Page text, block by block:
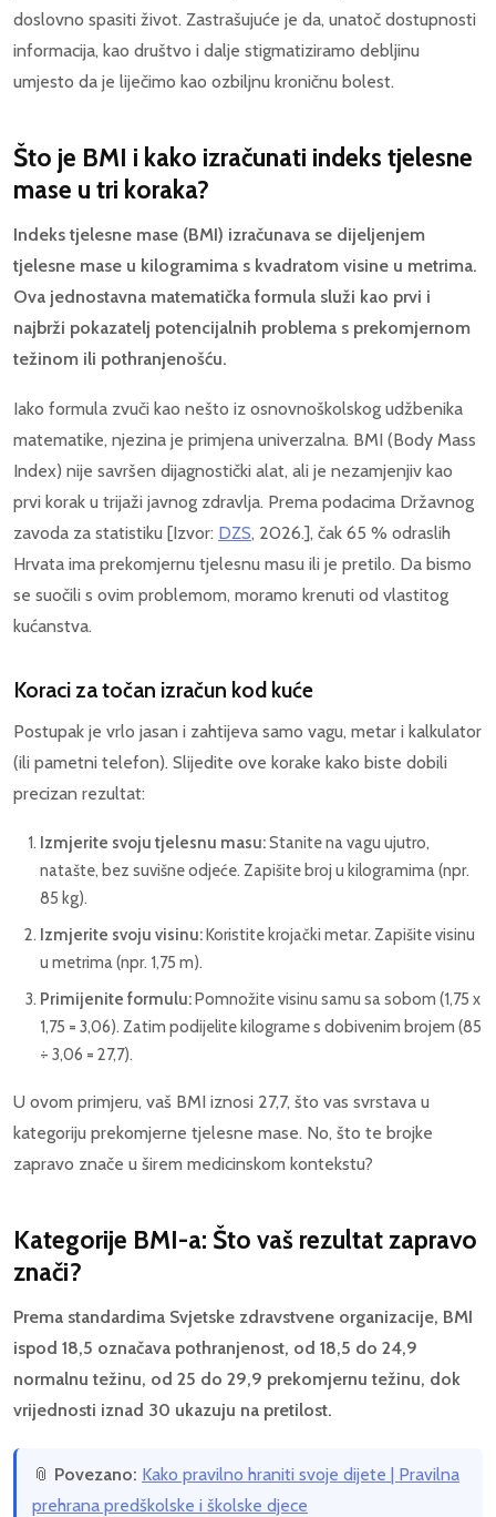
doslovno spasiti život. Zastrašujuće je da, unatoč dostupnosti
informacija, kao društvo i dalje stigmatiziramo debljinu
umjesto da je liječimo kao ozbiljnu kroničnu bolest.
Što je BMI i kako izračunati indeks tjelesne
mase u tri koraka?
Indeks tjelesne mase (BMI) izračunava se dijeljenjem
tjelesne mase u kilogramima s kvadratom visine u metrima.
Ova jednostavna matematička formula služi kao prvi i
najbrži pokazatelj potencijalnih problema s prekomjernom
težinom ili pothranjenošću.
Iako formula zvuči kao nešto iz osnovnoškolskog udžbenika
matematike, njezina je primjena univerzalna. BMI (Body Mass
Index) nije savršen dijagnostički alat, ali je nezamjenjiv kao
prvi korak u trijaži javnog zdravlja. Prema podacima Državnog
zavoda za statistiku [Izvor: DZS, 2026.], čak 65 % odraslih
Hrvata ima prekomjernu tjelesnu masu ili je pretilo. Da bismo
se suočili s ovim problemom, moramo krenuti od vlastitog
kućanstva.
Koraci za točan izračun kod kuće
Postupak je vrlo jasan i zahtijeva samo vagu, metar i kalkulator
(ili pametni telefon). Slijedite ove korake kako biste dobili
precizan rezultat:
Izmjerite svoju tjelesnu masu:Stanite na vagu ujutro,
natašte, bez suvišne odjeće. Zapišite broj u kilogramima (npr.
85 kg).
Izmjerite svoju visinu:Koristite krojački metar. Zapišite visinu
u metrima (npr. 1,75 m).
Primijenite formulu:Pomnožite visinu samu sa sobom (1,75 x
1,75 = 3,06). Zatim podijelite kilograme s dobivenim brojem (85
÷ 3,06 = 27,7).
U ovom primjeru, vaš BMI iznosi 27,7, što vas svrstava u
kategoriju prekomjerne tjelesne mase. No, što te brojke
zapravo znače u širem medicinskom kontekstu?
Kategorije BMI-a: Što vaš rezultat zapravo
znači?
Prema standardima Svjetske zdravstvene organizacije, BMI
ispod 18,5 označava pothranjenost, od 18,5 do 24,9
normalnu težinu, od 25 do 29,9 prekomjernu težinu, dok
vrijednosti iznad 30 ukazuju na pretilost.
📎 Povezano: Kako pravilno hraniti svoje dijete | Pravilna
prehrana predškolske i školske djece